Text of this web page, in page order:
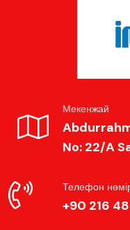
Телефон
+90 216
Мекенжай
No: 22/A